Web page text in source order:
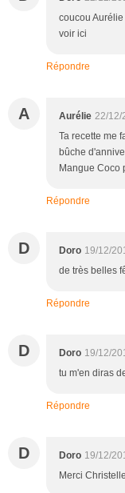
coucou
voir ici
Répondre
A Aurélie 22/12/
Ta recette me
bûche
Mangue Coco
Répondre
D Doro 19/12/
de très belles
Répondre
D Doro 19/12/
tu m'en diras
Répondre
D Doro 19/12/
Merci